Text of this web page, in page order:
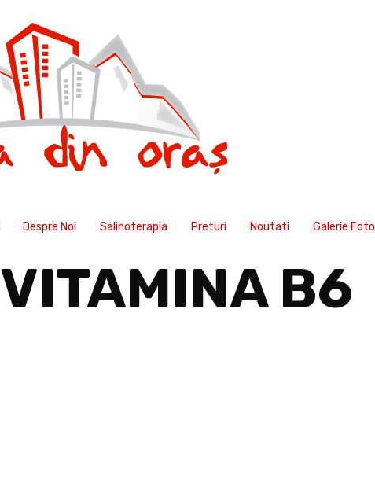
Despre Noi Salinoterapia Preturi Noutati Galerie Foto
VITAMINA B6